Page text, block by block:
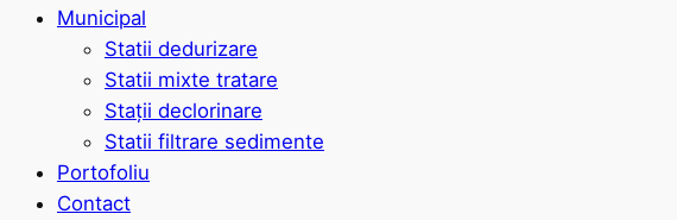
Municipal
Statii dedurizare
Statii mixte tratare
Stații declorinare
Statii filtrare sedimente
Portofoliu
Contact